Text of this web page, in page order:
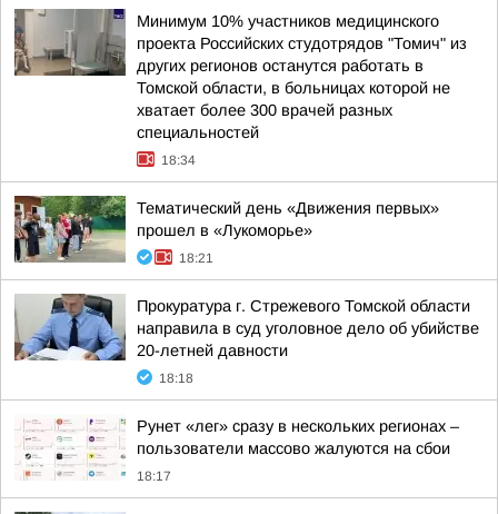
Минимум 10% участников медицинского
проекта Российских студотрядов "Томич" из
других регионов останутся работать в
Томской области, в больницах которой не
хватает более 300 врачей разных
специальностей
18:34
Тематический день «Движения первых»
прошел в «Лукоморье»
18:21
Прокуратура г. Стрежевого Томской области
направила в суд уголовное дело об убийстве
20-летней давности
18:18
Рунет «лег» сразу в нескольких регионах –
пользователи массово жалуются на сбои
18:17